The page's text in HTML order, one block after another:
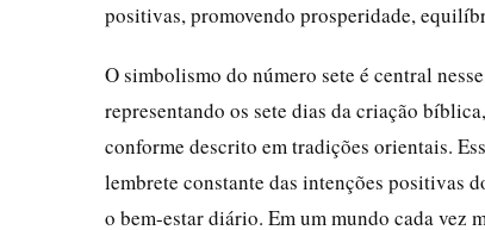
positivas, promovendo prosperidade,
O simbolismo do número sete é central
representando os sete dias da criação
conforme descrito em tradições orientais.
lembrete constante das intenções positivas
o bem-estar diário. Em um mundo cada vez